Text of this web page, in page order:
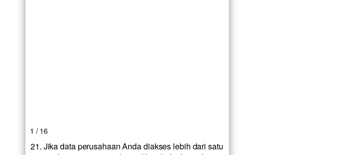
1 / 16
21. Jika data perusahaan Anda diakses lebih dari satu